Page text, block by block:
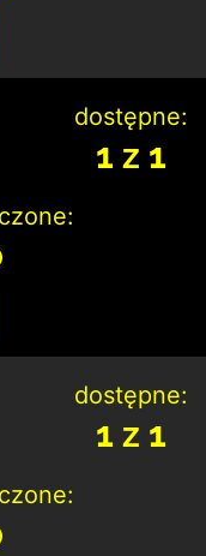
dostępne:
1 z 1
dostępne:
1 z 1